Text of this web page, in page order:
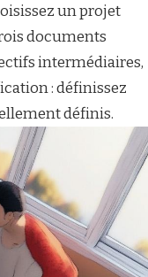
un projet
documents
intermédiaires,
: définissez
définis.